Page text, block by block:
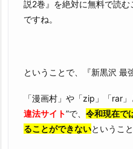
説2巻』を絶対に無料で読
ですね。
ということで、『新黒沢 最
「漫画村」や「zip」「rar
違法サイト”で、 令和現在で
ることができないというこ